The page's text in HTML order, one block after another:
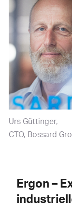
Urs Güttinger
CTO, Bossard
Ergon –